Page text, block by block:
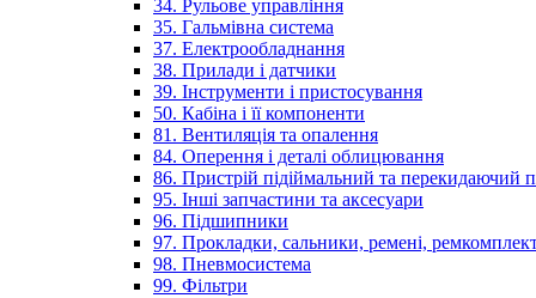
34. Рульове управління
35. Гальмівна система
37. Електрообладнання
38. Прилади і датчики
39. Інструменти і пристосування
50. Кабіна і її компоненти
81. Вентиляція та опалення
84. Оперення і деталі облицювання
86. Пристрій підіймальний та перекидаючий
95. Інші запчастини та аксесуари
96. Підшипники
97. Прокладки, сальники, ремені,
98. Пневмосистема
99. Фільтри